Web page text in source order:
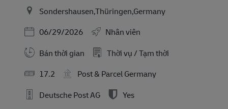
Sondershausen,Thüringen,Germany
Posted Date
06/29/2026
Nhân viên
Bán thời gian
Thời vụ / Tạm thời
17.2
Post & Parcel Germany
Deutsche Post AG
Yes